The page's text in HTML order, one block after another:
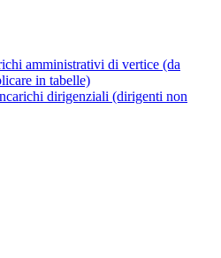
amministrativi di vertice (da
in tabelle)
dirigenziali (dirigenti non